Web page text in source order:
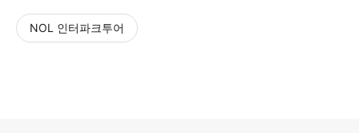
NOL 인터파크투어